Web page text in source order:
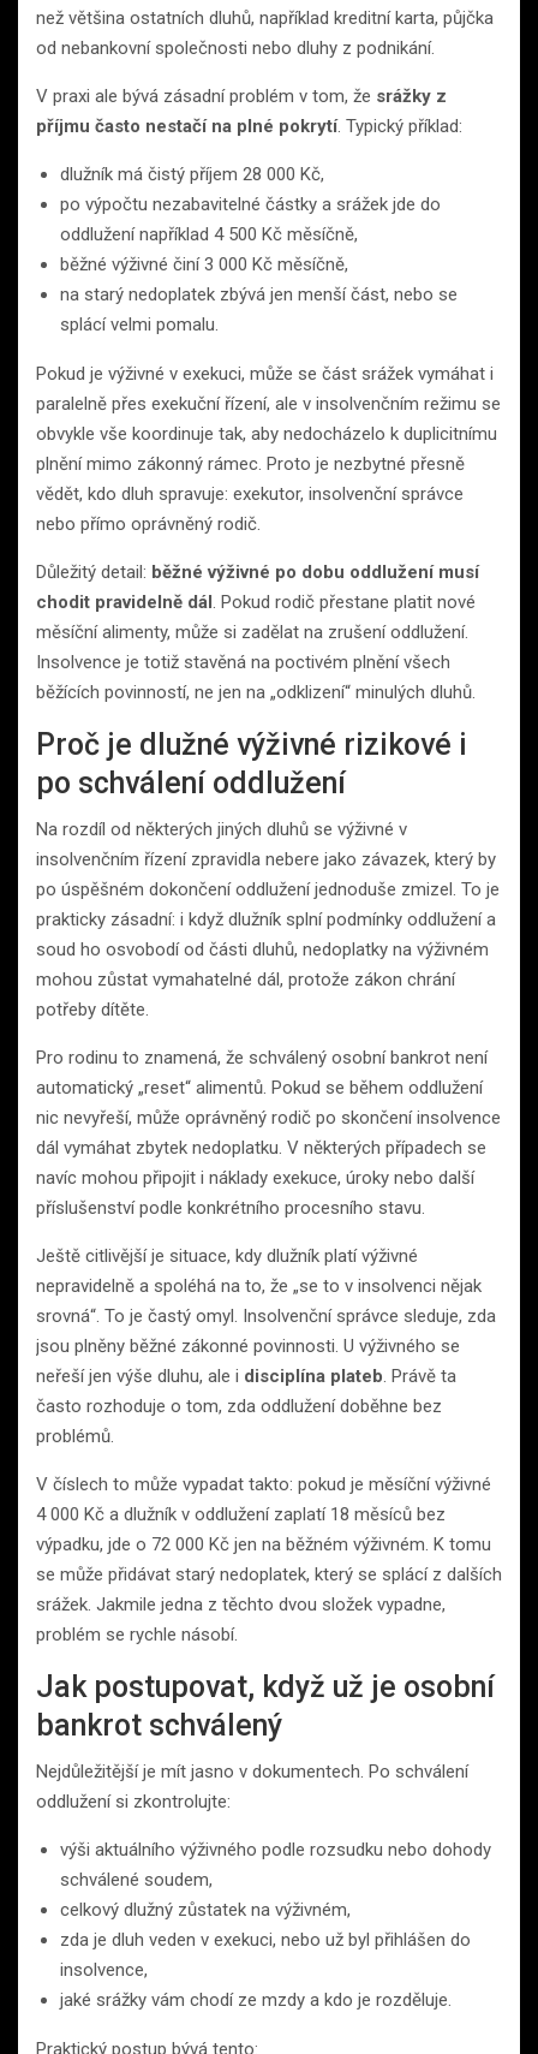
než většina ostatních dluhů, například kreditní karta, půjčka
od nebankovní společnosti nebo dluhy z podnikání.
V praxi ale bývá zásadní problém v tom, že srážky z
příjmu často nestačí na plné pokrytí. Typický příklad:
dlužník má čistý příjem 28 000 Kč,
po výpočtu nezabavitelné částky a srážek jde do
oddlužení například 4 500 Kč měsíčně,
běžné výživné činí 3 000 Kč měsíčně,
na starý nedoplatek zbývá jen menší část, nebo se
splácí velmi pomalu.
Pokud je výživné v exekuci, může se část srážek vymáhat i
paralelně přes exekuční řízení, ale v insolvenčním režimu se
obvykle vše koordinuje tak, aby nedocházelo k duplicitnímu
plnění mimo zákonný rámec. Proto je nezbytné přesně
vědět, kdo dluh spravuje: exekutor, insolvenční správce
nebo přímo oprávněný rodič.
Důležitý detail: běžné výživné po dobu oddlužení musí
chodit pravidelně dál. Pokud rodič přestane platit nové
měsíční alimenty, může si zadělat na zrušení oddlužení.
Insolvence je totiž stavěná na poctivém plnění všech
běžících povinností, ne jen na „odklizení“ minulých dluhů.
Proč je dlužné výživné rizikové i
po schválení oddlužení
Na rozdíl od některých jiných dluhů se výživné v
insolvenčním řízení zpravidla nebere jako závazek, který by
po úspěšném dokončení oddlužení jednoduše zmizel. To je
prakticky zásadní: i když dlužník splní podmínky oddlužení a
soud ho osvobodí od části dluhů, nedoplatky na výživném
mohou zůstat vymahatelné dál, protože zákon chrání
potřeby dítěte.
Pro rodinu to znamená, že schválený osobní bankrot není
automatický „reset“ alimentů. Pokud se během oddlužení
nic nevyřeší, může oprávněný rodič po skončení insolvence
dál vymáhat zbytek nedoplatku. V některých případech se
navíc mohou připojit i náklady exekuce, úroky nebo další
příslušenství podle konkrétního procesního stavu.
Ještě citlivější je situace, kdy dlužník platí výživné
nepravidelně a spoléhá na to, že „se to v insolvenci nějak
srovná“. To je častý omyl. Insolvenční správce sleduje, zda
jsou plněny běžné zákonné povinnosti. U výživného se
neřeší jen výše dluhu, ale i disciplína plateb. Právě ta
často rozhoduje o tom, zda oddlužení doběhne bez
problémů.
V číslech to může vypadat takto: pokud je měsíční výživné
4 000 Kč a dlužník v oddlužení zaplatí 18 měsíců bez
výpadku, jde o 72 000 Kč jen na běžném výživném. K tomu
se může přidávat starý nedoplatek, který se splácí z dalších
srážek. Jakmile jedna z těchto dvou složek vypadne,
problém se rychle násobí.
Jak postupovat, když už je osobní
bankrot schválený
Nejdůležitější je mít jasno v dokumentech. Po schválení
oddlužení si zkontrolujte:
výši aktuálního výživného podle rozsudku nebo dohody
schválené soudem,
celkový dlužný zůstatek na výživném,
zda je dluh veden v exekuci, nebo už byl přihlášen do
insolvence,
jaké srážky vám chodí ze mzdy a kdo je rozděluje.
Praktický postup bývá tento: